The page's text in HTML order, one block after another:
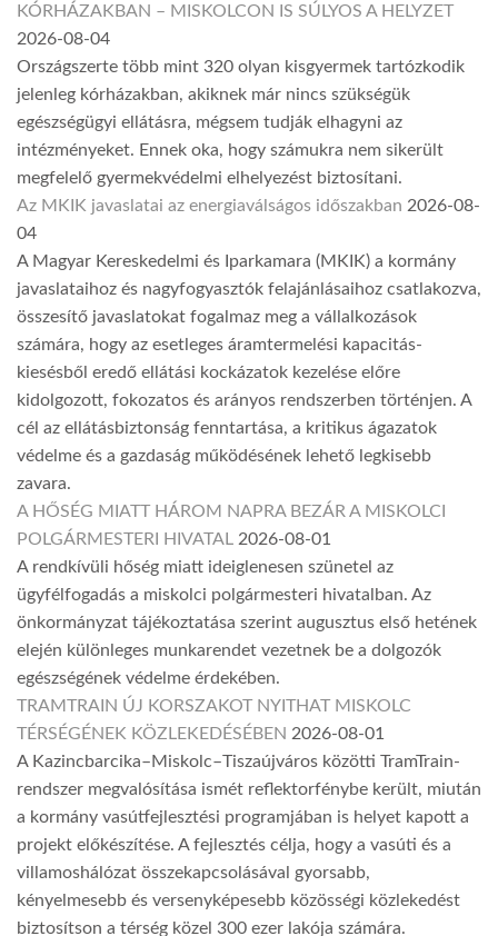
KÓRHÁZAKBAN – MISKOLCON IS SÚLYOS A HELYZET
2026-08-04
Országszerte több mint 320 olyan kisgyermek tartózkodik
jelenleg kórházakban, akiknek már nincs szükségük
egészségügyi ellátásra, mégsem tudják elhagyni az
intézményeket. Ennek oka, hogy számukra nem sikerült
megfelelő gyermekvédelmi elhelyezést biztosítani.
Az MKIK javaslatai az energiaválságos időszakban 2026-08-
04
A Magyar Kereskedelmi és Iparkamara (MKIK) a kormány
javaslataihoz és nagyfogyasztók felajánlásaihoz csatlakozva,
összesítő javaslatokat fogalmaz meg a vállalkozások
számára, hogy az esetleges áramtermelési kapacitás-
kiesésből eredő ellátási kockázatok kezelése előre
kidolgozott, fokozatos és arányos rendszerben történjen. A
cél az ellátásbiztonság fenntartása, a kritikus ágazatok
védelme és a gazdaság működésének lehető legkisebb
zavara.
A HŐSÉG MIATT HÁROM NAPRA BEZÁR A MISKOLCI
POLGÁRMESTERI HIVATAL 2026-08-01
A rendkívüli hőség miatt ideiglenesen szünetel az
ügyfélfogadás a miskolci polgármesteri hivatalban. Az
önkormányzat tájékoztatása szerint augusztus első hetének
elején különleges munkarendet vezetnek be a dolgozók
egészségének védelme érdekében.
TRAMTRAIN ÚJ KORSZAKOT NYITHAT MISKOLC
TÉRSÉGÉNEK KÖZLEKEDÉSÉBEN 2026-08-01
A Kazincbarcika–Miskolc–Tiszaújváros közötti TramTrain-
rendszer megvalósítása ismét reflektorfénybe került, miután
a kormány vasútfejlesztési programjában is helyet kapott a
projekt előkészítése. A fejlesztés célja, hogy a vasúti és a
villamoshálózat összekapcsolásával gyorsabb,
kényelmesebb és versenyképesebb közösségi közlekedést
biztosítson a térség közel 300 ezer lakója számára.